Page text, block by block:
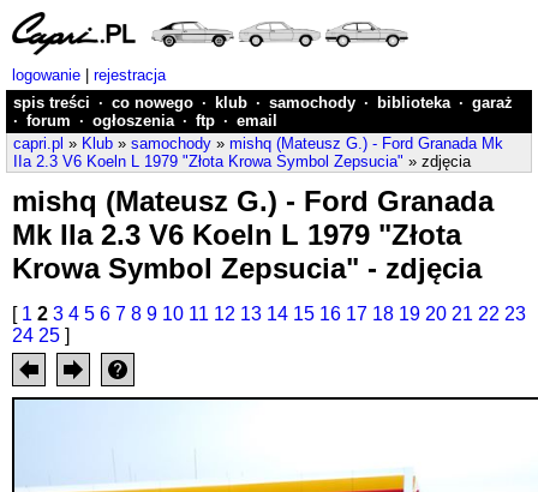
logowanie
rejestracja
spis treści · co nowego · klub · samochody · biblioteka · garaż
· forum · ogłoszenia · ftp · email
capri.pl » Klub » samochody » mishq (Mateusz G.) - Ford Granada Mk
IIa 2.3 V6 Koeln L 1979 "Złota Krowa Symbol Zepsucia" » zdjęcia
mishq (Mateusz G.) - Ford Granada
Mk IIa 2.3 V6 Koeln L 1979 "Złota
Krowa Symbol Zepsucia" - zdjęcia
[ 1 2 3 4 5 6 7 8 9 10 11 12 13 14 15 16 17 18 19 20 21 22 23
24 25 ]